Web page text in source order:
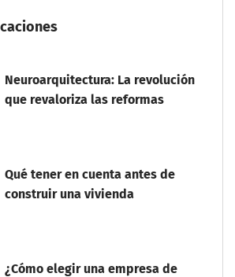
Neuroarquitectura: La revolución
que revaloriza las reformas
Qué tener en cuenta antes de
construir una vivienda
¿Cómo elegir una empresa de